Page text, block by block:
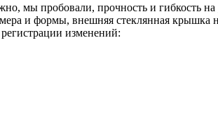
мы пробовали, прочность и гибкость
и формы, внешняя стеклянная крышка
изменений: